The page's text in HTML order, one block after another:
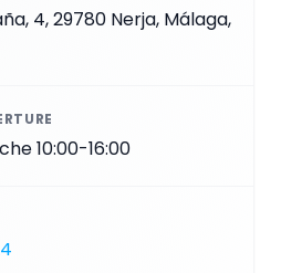
4, 29780 Nerja, Málaga,
10:00-16:00